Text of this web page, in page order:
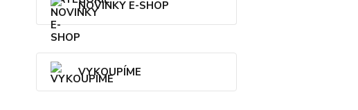
NOVINKY E-SHOP
VYKOUPÍME